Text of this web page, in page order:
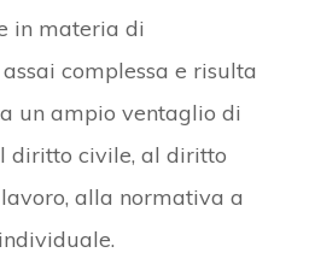
in materia di
complessa e risulta
un ampio ventaglio di
diritto civile, al diritto
alla normativa a